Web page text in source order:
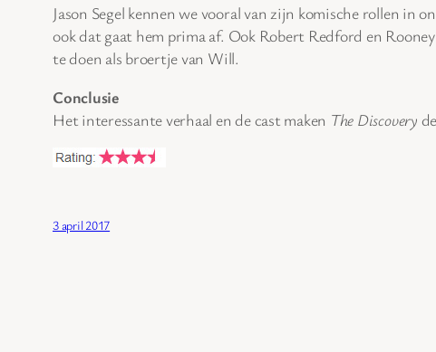
Jason Segel kennen we vooral van zijn komische rollen in
ook dat gaat hem prima af. Ook Robert Redford en
te doen als broertje van Will.
Conclusie
Het interessante verhaal en de cast maken The Discovery
3 april 2017